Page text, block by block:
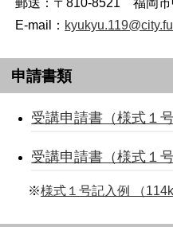
E-mail：
申請書類
受講申請書（様式１
受講申請書（様式１
※様式１号記入例 （